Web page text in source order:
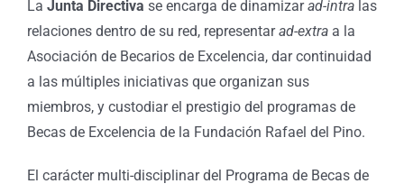
La Junta Directiva se encarga de dinamizarad-intra las
relaciones dentro de su red, representarad-extra a la
Asociación de Becarios de Excelencia, dar continuidad
a las múltiples iniciativas que organizan sus
miembros, y custodiar el prestigio del programas de
Becas de Excelencia de la Fundación Rafael del Pino.
El carácter multi-disciplinar del Programa de Becas de